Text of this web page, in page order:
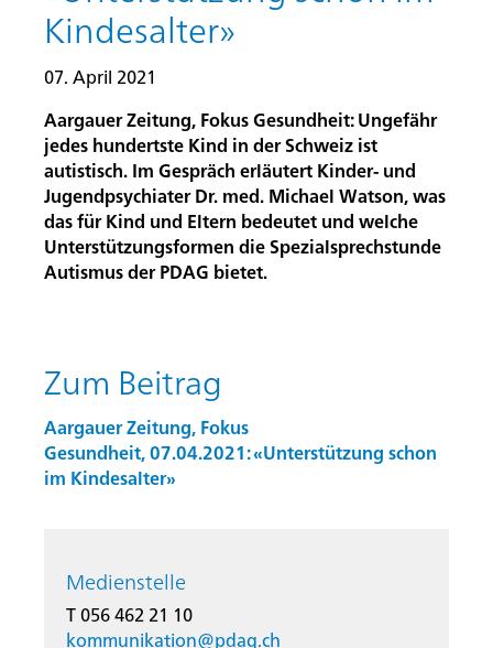
Kindesalter»
07. April 2021
Aargauer Zeitung, Fokus Gesundheit: Ungefähr
jedes hundertste Kind in der Schweiz ist
autistisch. Im Gespräch erläutert Kinder- und
Jugendpsychiater Dr. med. Michael Watson, was
das für Kind und Eltern bedeutet und welche
Unterstützungsformen die Spezialsprechstunde
Autismus der PDAG bietet.
Zum Beitrag
Aargauer Zeitung, Fokus
Gesundheit, 07.04.2021: «Unterstützung schon
im Kindesalter»
Medienstelle
T 056 462 21 10
kommunikation@pdag.ch